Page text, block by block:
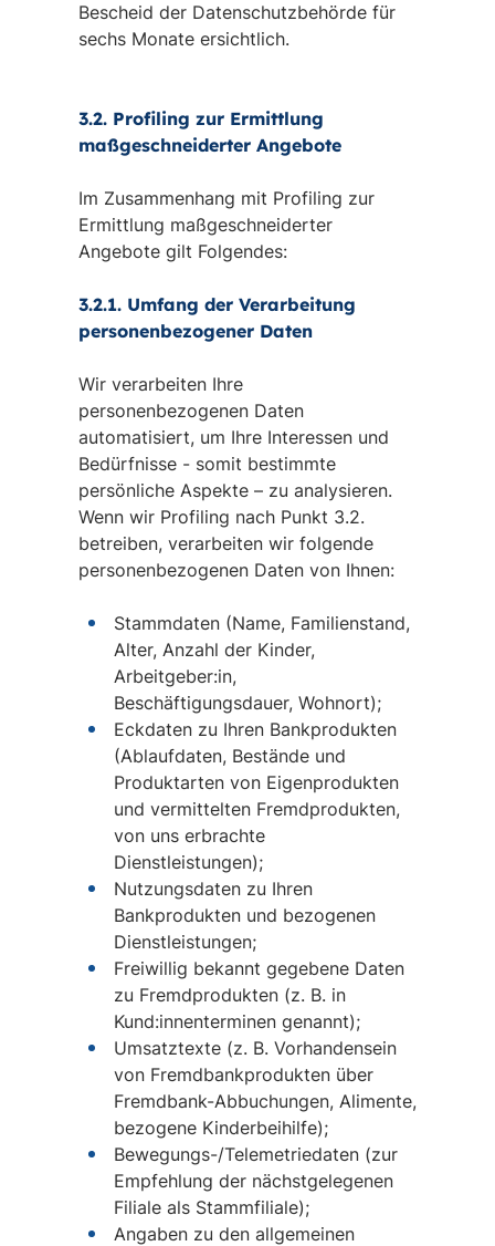
Bescheid der Datenschutzbehörde für
sechs Monate ersichtlich.
3.2. Profiling zur Ermittlung
maßgeschneiderter Angebote
Im Zusammenhang mit Profiling zur
Ermittlung maßgeschneiderter
Angebote gilt Folgendes:
3.2.1. Umfang der Verarbeitung
personenbezogener Daten
Wir verarbeiten Ihre
personenbezogenen Daten
automatisiert, um Ihre Interessen und
Bedürfnisse - somit bestimmte
persönliche Aspekte – zu analysieren.
Wenn wir Profiling nach Punkt 3.2.
betreiben, verarbeiten wir folgende
personenbezogenen Daten von Ihnen:
Stammdaten (Name, Familienstand,
Alter, Anzahl der Kinder,
Arbeitgeber:in,
Beschäftigungsdauer, Wohnort);
Eckdaten zu Ihren Bankprodukten
(Ablaufdaten, Bestände und
Produktarten von Eigenprodukten
und vermittelten Fremdprodukten,
von uns erbrachte
Dienstleistungen);
Nutzungsdaten zu Ihren
Bankprodukten und bezogenen
Dienstleistungen;
Freiwillig bekannt gegebene Daten
zu Fremdprodukten (z. B. in
Kund:innenterminen genannt);
Umsatztexte (z. B. Vorhandensein
von Fremdbankprodukten über
Fremdbank-Abbuchungen, Alimente,
bezogene Kinderbeihilfe);
Bewegungs-/Telemetriedaten (zur
Empfehlung der nächstgelegenen
Filiale als Stammfiliale);
Angaben zu den allgemeinen